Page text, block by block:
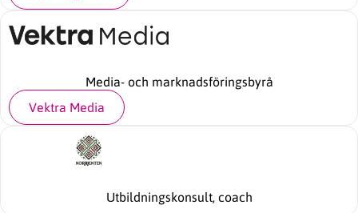
Media- och marknadsföringsbyrå
Vektra Media
Utbildningskonsult, coach